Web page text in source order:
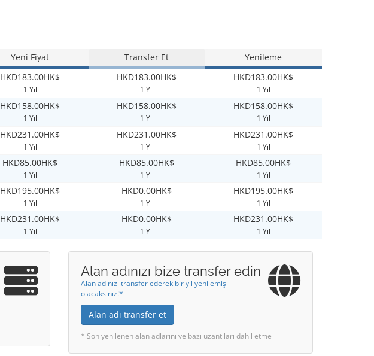
Yeni Fiyat Transfer Et Yenileme
HKD183.00HK$
1 Yıl
HKD183.00HK$
1 Yıl
HKD183.00HK$
1 Yıl
HKD158.00HK$
1 Yıl
HKD158.00HK$
1 Yıl
HKD158.00HK$
1 Yıl
HKD231.00HK$
1 Yıl
HKD231.00HK$
1 Yıl
HKD231.00HK$
1 Yıl
HKD85.00HK$
1 Yıl
HKD85.00HK$
1 Yıl
HKD85.00HK$
1 Yıl
HKD195.00HK$
1 Yıl
HKD0.00HK$
1 Yıl
HKD195.00HK$
1 Yıl
HKD231.00HK$
1 Yıl
HKD0.00HK$
1 Yıl
HKD231.00HK$
1 Yıl
Alan adınızı bize transfer edin
Alan adınızı transfer ederek bir yıl yenilemiş
olacaksınız!*
Alan adı transfer et
* Son yenilenen alan adlarını ve bazı uzantıları dahil etme